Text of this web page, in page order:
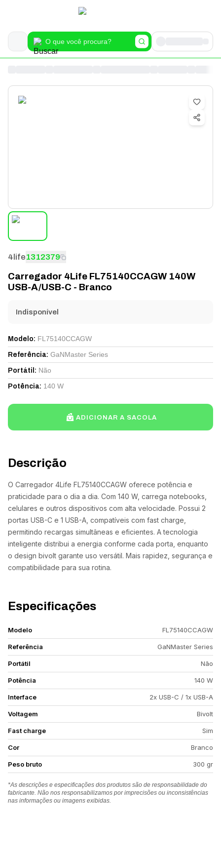
Descrição
O Carregador 4Life FL75140CCAGW oferece potência e
praticidade para o dia a dia. Com 140 W, carrega notebooks,
celulares e outros dispositivos com alta velocidade. Possui 2
portas USB-C e 1 USB-A, compatíveis com fast charge,
permitindo recargas simultâneas e eficientes. A tecnologia
inteligente distribui a energia conforme cada porta, enquanto
o design bivolt garante uso versátil. Mais rapidez, segurança e
compatibilidade para sua rotina.
Especificações
Modelo FL75140CCAGW
Referência GaNMaster Series
Portátil Não
Potência 140 W
Interface 2x USB-C / 1x USB-A
Voltagem Bivolt
Fast charge Sim
Cor Branco
Peso bruto 300 gr
*As descrições e especificações dos produtos são de responsabilidade do
fabricante. Não nos responsabilizamos por imprecisões ou inconsistências
nas informações ou imagens exibidas.
4life1312379
Carregador 4Life FL75140CCAGW 140W
USB-A/USB-C - Branco
Indisponível
Modelo: FL75140CCAGW
Referência: GaNMaster Series
Portátil : Não
Potência: 140 W
ADICIONAR A SACOLA